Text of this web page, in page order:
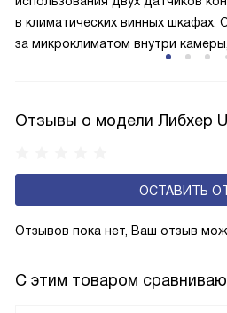
меньше электроэнергии.
в климатических винных шкафах.
за микроклиматом внутри
тревоги , позволяя оперативно
а двойную защиту ценного
Отзывы о модели Либхер
ОСТАВИТЬ
Отзывов пока нет, Ваш отзыв
С этим товаром